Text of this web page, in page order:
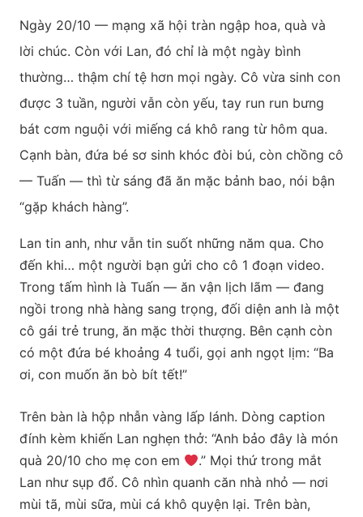
Ngày 20/10 — mạng xã hội tràn ngập hoa, quà và
lời chúc. Còn với Lan, đó chỉ là một ngày bình
thường… thậm chí tệ hơn mọi ngày. Cô vừa sinh con
được 3 tuần, người vẫn còn yếu, tay run run bưng
bát cơm nguội với miếng cá khô rang từ hôm qua.
Cạnh bàn, đứa bé sơ sinh khóc đòi bú, còn chồng cô
— Tuấn — thì từ sáng đã ăn mặc bảnh bao, nói bận
“gặp khách hàng”.
Lan tin anh, như vẫn tin suốt những năm qua. Cho
đến khi… một người bạn gửi cho cô 1 đoạn video.
Trong tấm hình là Tuấn — ăn vận lịch lãm — đang
ngồi trong nhà hàng sang trọng, đối diện anh là một
cô gái trẻ trung, ăn mặc thời thượng. Bên cạnh còn
có một đứa bé khoảng 4 tuổi, gọi anh ngọt lịm: “Ba
ơi, con muốn ăn bò bít tết!”
Trên bàn là hộp nhẫn vàng lấp lánh. Dòng caption
đính kèm khiến Lan nghẹn thở: “Anh bảo đây là món
quà 20/10 cho mẹ con em
.” Mọi thứ trong mắt
Lan như sụp đổ. Cô nhìn quanh căn nhà nhỏ — nơi
mùi tã, mùi sữa, mùi cá khô quyện lại. Trên bàn,